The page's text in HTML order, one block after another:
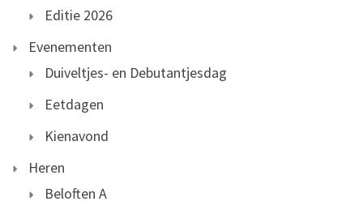
Editie 2026
Evenementen
Duiveltjes- en Debutantjesdag
Eetdagen
Kienavond
Heren
Beloften A